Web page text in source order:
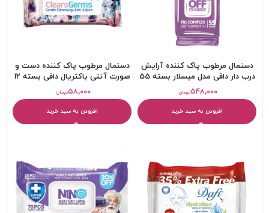
دستمال مرطوب پاک کننده آرایش
درب دار دافی مدل میسلار بسته 55
عددیتومان۵۴۸,۰۰۰
افزودن به سبد خرید
دستمال مرطوب پاک کننده دست و
صورت آنتی باکتریال دافی بسته 12
عددیتومان۵۸,۰۰۰
افزودن به سبد خرید